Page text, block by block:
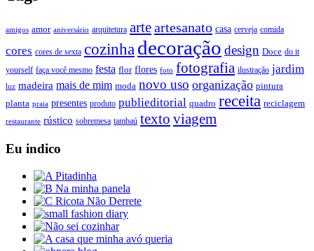
amigos amor aniversário arquitetura arteartesanato casa cerveja comida
cores cores de sexta cozinha decoração design Doce do it
yourself faça você mesmo festa flor flores foto fotografia ilustração jardim
luz madeira mais de mim moda novo uso organização pintura
planta praia presentes produto publieditorial quadro receita reciclagem
restaurante rústico sobremesa tambaú texto viagem
Eu indico